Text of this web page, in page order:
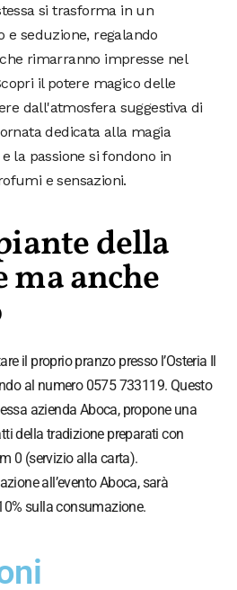
si trasforma in un
e seduzione, regalando
rimarranno impresse nel
il potere magico delle
dall'atmosfera suggestiva di
dedicata alla magia
la passione si fondono in
e sensazioni.
della
ma anche
il proprio pranzo presso l’Osteria Il
al numero 0575 733119. Questo
azienda Aboca, propone una
della tradizione preparati con
0 (servizio alla carta).
all’evento Aboca, sarà
sulla consumazione.